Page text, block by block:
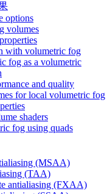
options
volumes
with volumetric fog
fog as a volumetric
and quality
for local volumetric fog
shaders
fog using quads
(MSAA)
(TAA)
antialiasing (FXAA)